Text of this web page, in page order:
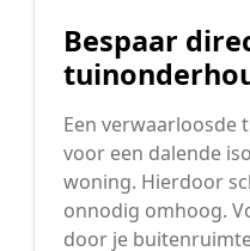
Bespaar
Een
voor een dalende
woning. Hierdoor
onnodig omhoog.
door je